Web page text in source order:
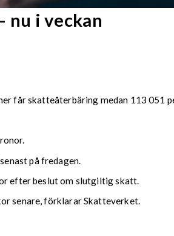
nu i veckan
får skatteåterbäring medan 113 051
på fredagen.
efter beslut om slutgiltig skatt.
senare, förklarar Skatteverket.